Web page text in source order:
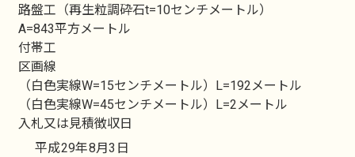
路盤工（再生粒調砕石t=10センチメートル）
A=843平方メートル
付帯工
区画線
（白色実線W=15センチメートル）L=192メートル
（白色実線W=45センチメートル）L=2メートル
入札又は見積徴収日
平成29年8月3日